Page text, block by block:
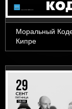
Моральный
Кипре